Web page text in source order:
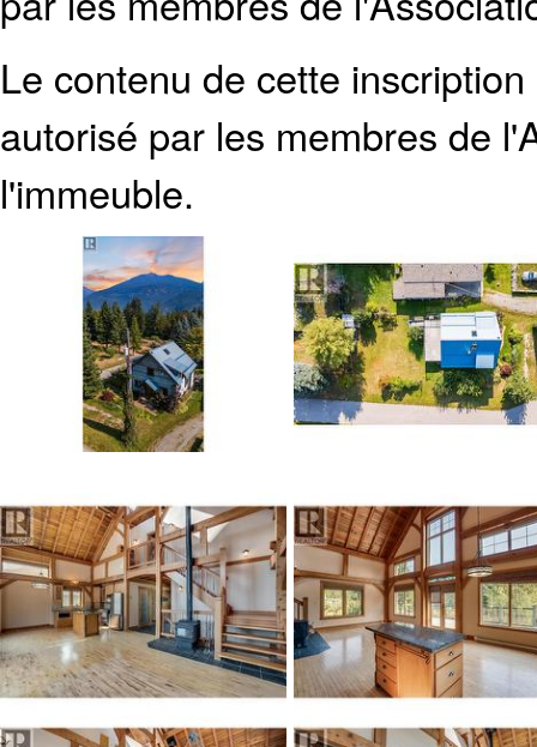
Le contenu de cette
autorisé par les membres de
l'immeuble.